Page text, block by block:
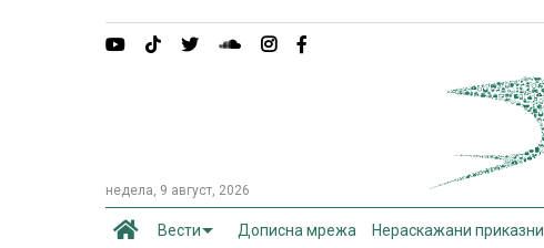
недела, 9 август, 2026
Вести Дописна мрежа Нераскажани приказни